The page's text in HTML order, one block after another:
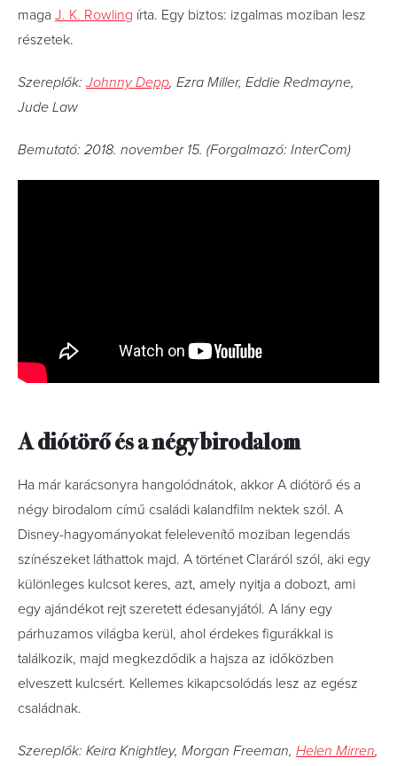
maga J. K. Rowling írta. Egy biztos: izgalmas moziban lesz
részetek.
Szereplők: Johnny Depp, Ezra Miller, Eddie Redmayne,
Jude Law
Bemutató: 2018. november 15. (Forgalmazó: InterCom)
A diótörő és a négy birodalom
Ha már karácsonyra hangolódnátok, akkor A diótörő és a
négy birodalom című családi kalandfilm nektek szól. A
Disney-hagyományokat felelevenítő moziban legendás
színészeket láthattok majd. A történet Claráról szól, aki egy
különleges kulcsot keres, azt, amely nyitja a dobozt, ami
egy ajándékot rejt szeretett édesanyjától. A lány egy
párhuzamos világba kerül, ahol érdekes figurákkal is
találkozik, majd megkezdődik a hajsza az időközben
elveszett kulcsért. Kellemes kikapcsolódás lesz az egész
családnak.
Szereplők: Keira Knightley, Morgan Freeman, Helen Mirren,